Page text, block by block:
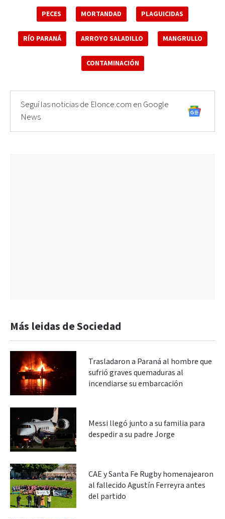
PECES MORTANDAD PLAGUICIDAS
RÍO PARANÁ ARROYO SALADILLO MANGRULLO
CONTAMINACIÓN
Seguí las noticias de Elonce.com en Google
News
Más leidas de Sociedad
Trasladaron a Paraná al hombre que
sufrió graves quemaduras al
incendiarse su embarcación
Messi llegó junto a su familia para
despedir a su padre Jorge
CAE y Santa Fe Rugby homenajearon
al fallecido Agustín Ferreyra antes
del partido